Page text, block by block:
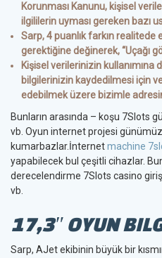
Korunması Kanunu, kişisel
ilgililerin uyması gereken bazı
Sarp, 4 puanlık farkın realitede
gerektiğine değinerek, “Uçağı
Kişisel verilerinizin kullanımına
bilgilerinizin kaydedilmesi için
edebilmek üzere bizimle
Bunların arasında – koşu 7Slots
vb. Oyun internet projesi
kumarbazlar.İnternetmachine
yapabilecek bul çeşitli cihazlar.
derecelendirme 7Slots casino
vb.
17,3″ OYUN
Sarp, AJet ekibinin büyük bir